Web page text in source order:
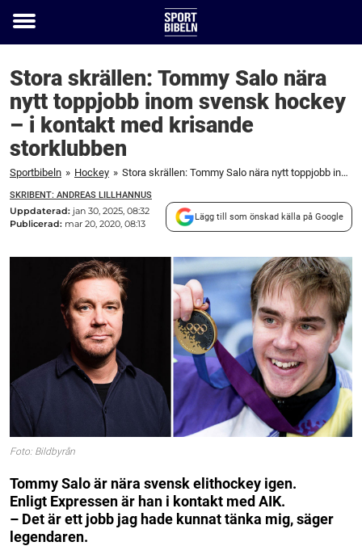
Toggle
Stora skrällen: Tommy Salo nära
nytt toppjobb inom svensk hockey
– i kontakt med krisande
storklubben
Sportbibeln » Hockey » Stora skrällen: Tommy Salo nära nytt toppjobb inom svensk hockey – i kontakt med krisande storklubben
SKRIBENT: ANDREAS LILLHANNUS
Uppdaterad: jan 30, 2025, 08:32
Publicerad: mar 20, 2020, 08:13
Lägg till som önskad källa på Google
Foto: Bildbyrån
Tommy Salo är nära svensk elithockey igen.
Enligt Expressen är han i kontakt med AIK.
– Det är ett jobb jag hade kunnat tänka mig, säger
legendaren.